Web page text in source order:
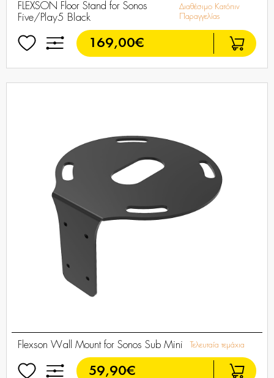
FLEXSON Floor Stand for Sonos
Five/Play5 Black
Διαθέσιμο Κατόπιν
Παραγγελίας
169,00€
Flexson Wall Mount for Sonos Sub Mini Τελευταία τεμάχια
59,90€